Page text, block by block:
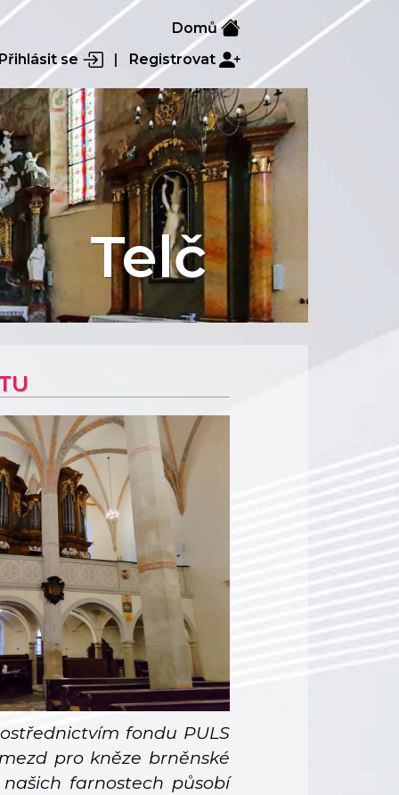
Domů
se
| Registrovat
Telč
fondu PULS
pro kněze brněnské
farnostech působí